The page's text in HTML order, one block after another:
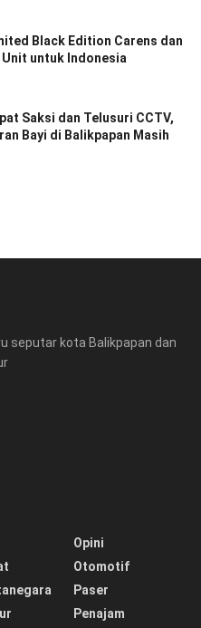
Black Edition Carens dan
Unit untuk Indonesia
Saksi dan Telusuri CCTV,
Bayi di Balikpapan Masih
seputar kota Balikpapan dan
Opini
Otomotif
Paser
Penajam